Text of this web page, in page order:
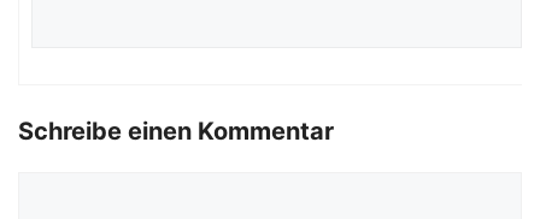
Schreibe einen Kommentar